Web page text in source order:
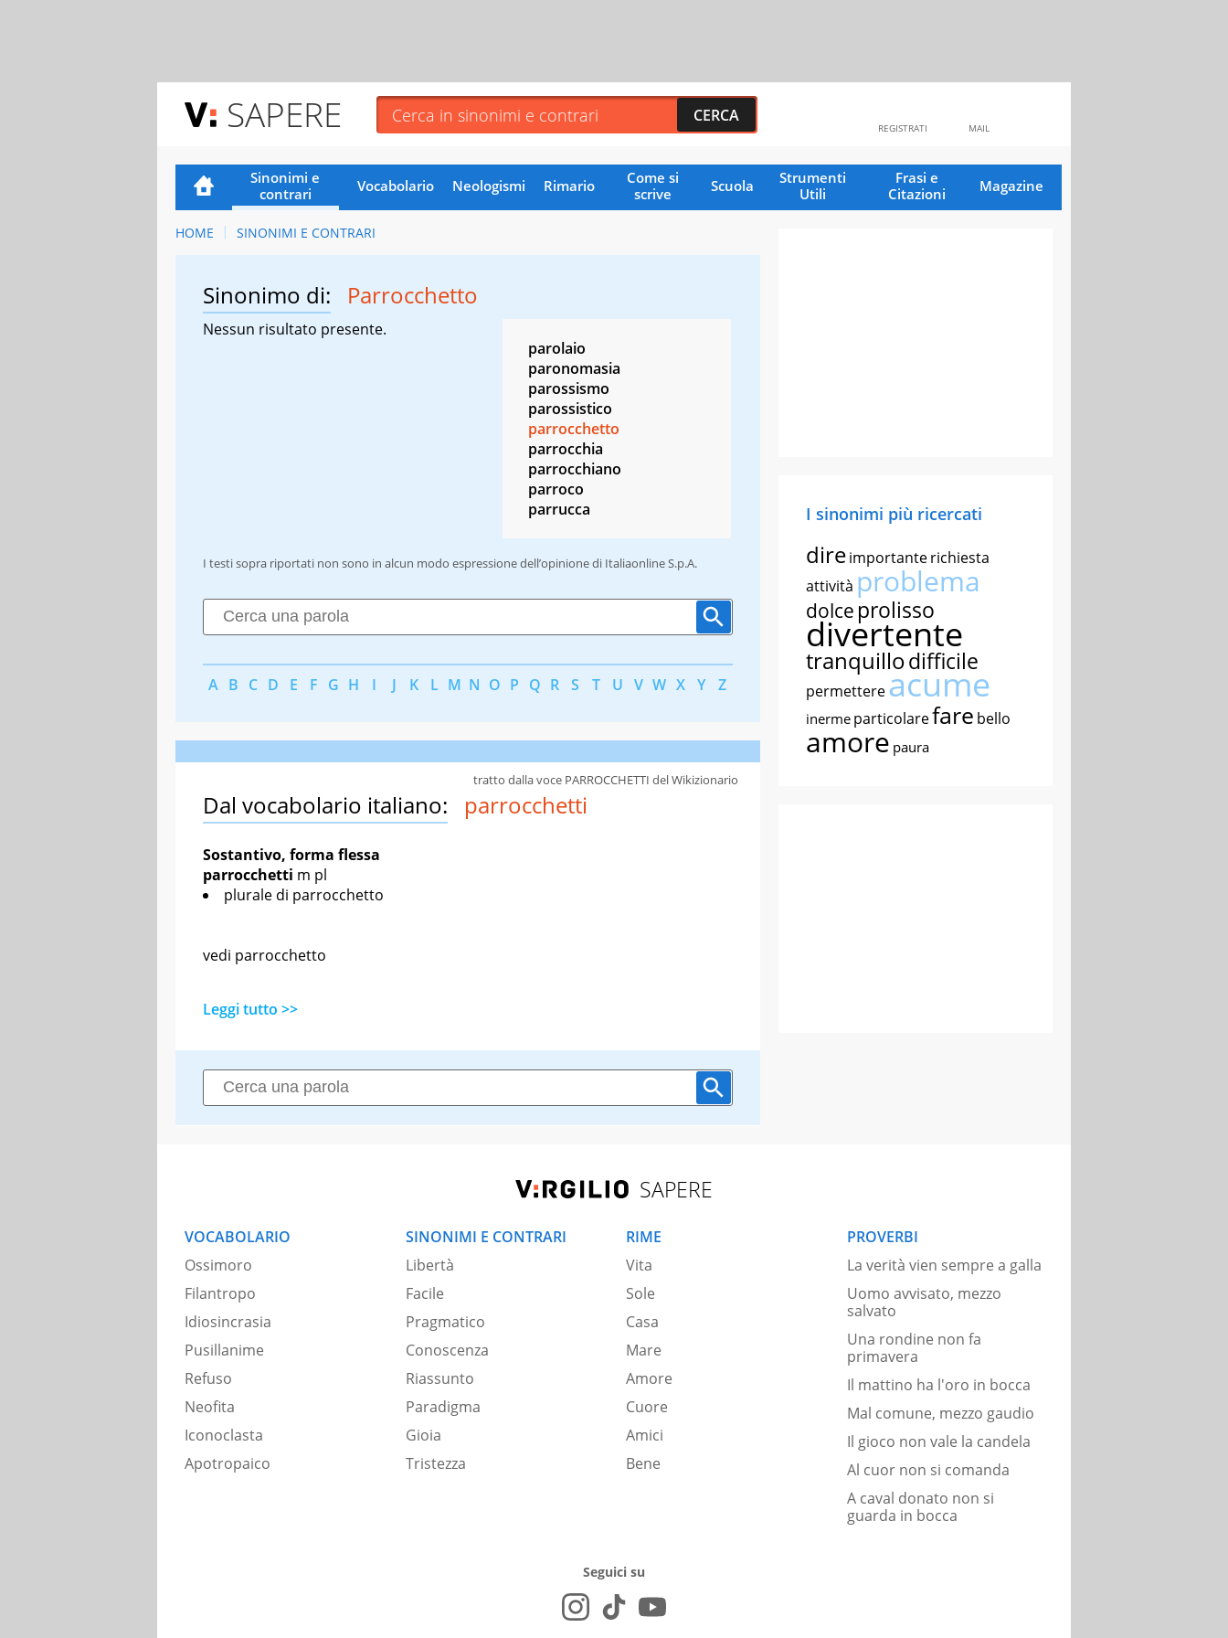
SAPERE MAIL
REGISTRATI
Sinonimi e
contrari
Vocabolario Neologismi Rimario
Come si
scrive
Scuola
Strumenti
Utili
Frasi e
Citazioni
Magazine
HOME SINONIMI E CONTRARI
Sinonimo di: Parrocchetto
Nessun risultato presente.
parolaio
paronomasia
parossismo
parossistico
parrocchetto
parrocchia
parrocchiano
parroco
parrucca
I testi sopra riportati non sono in alcun modo espressione dell’opinione di Italiaonline S.p.A.
A B C D E F G H I J K L M N O P Q R S T U V W X Y Z
Dal vocabolario italiano: parrocchetti
Sostantivo, forma flessa
parrocchetti m pl
plurale di parrocchetto
vedi parrocchetto
Leggi tutto >>
tratto dalla voce PARROCCHETTI del Wikizionario
I sinonimi più ricercati
direimportanterichiesta
attività problema
dolce prolisso
divertente
tranquillodifficile
permettereacume
inerme particolarefare bello
amore paura
SAPERE
VOCABOLARIO
Ossimoro
Filantropo
Idiosincrasia
Pusillanime
Refuso
Neofita
Iconoclasta
Apotropaico
SINONIMI E CONTRARI
Libertà
Facile
Pragmatico
Conoscenza
Riassunto
Paradigma
Gioia
Tristezza
RIME
Vita
Sole
Casa
Mare
Amore
Cuore
Amici
Bene
PROVERBI
La verità vien sempre a galla
Uomo avvisato, mezzo
salvato
Una rondine non fa
primavera
Il mattino ha l'oro in bocca
Mal comune, mezzo gaudio
Il gioco non vale la candela
Al cuor non si comanda
A caval donato non si
guarda in bocca
Seguici su